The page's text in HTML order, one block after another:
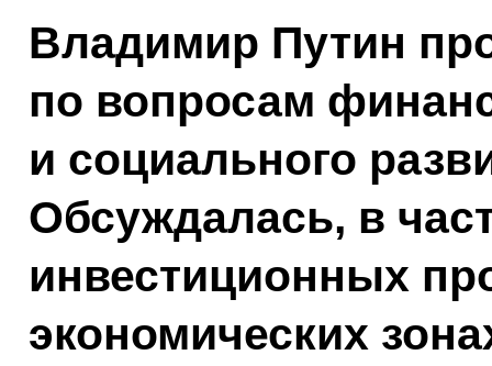
Владимир Путин
по вопросам
и социального
Обсуждалась, в
инвестиционных
экономических